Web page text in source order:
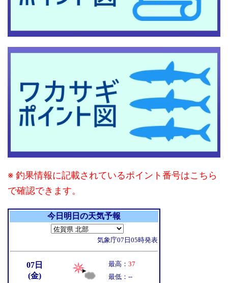
※ 釣果情報に記載されているポイント番号はこちら
で確認できます。